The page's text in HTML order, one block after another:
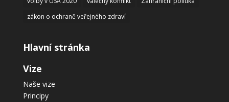
zákon o ochraně veřejného zdraví
Hlavní stránka
Vize
Naše vize
Principy